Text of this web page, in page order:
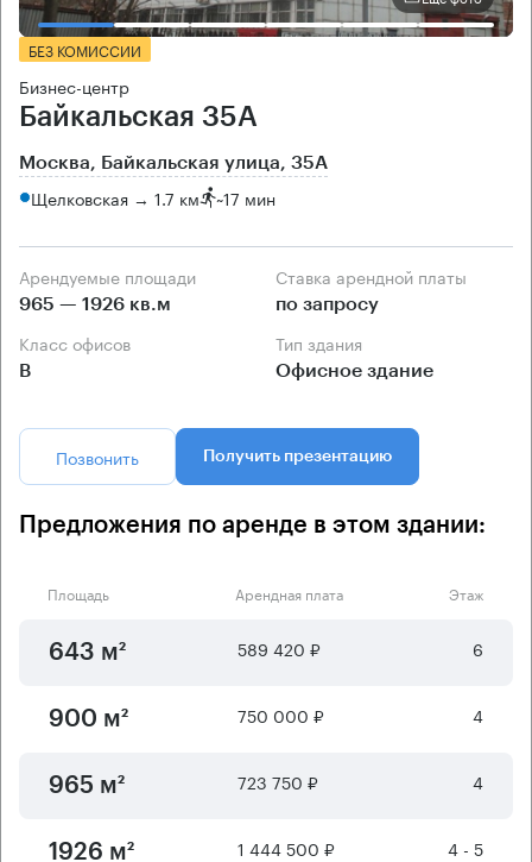
БЕЗ КОМИССИИ
Бизнес-центр
Байкальская 35А
Москва, Байкальская улица, 35А
Щелковская → 1.7 км ~17 мин
Арендуемые площади
965 — 1926 кв.м
Ставка арендной платы
по запросу
Класс офисов
B
Тип здания
Офисное здание
Позвонить Получить презентацию
Предложения по аренде в этом здании:
Площадь Арендная плата Этаж
643 м² 589 420 ₽ 6
900 м² 750 000 ₽ 4
965 м² 723 750 ₽ 4
1926 м² 1 444 500 ₽ 4 - 5